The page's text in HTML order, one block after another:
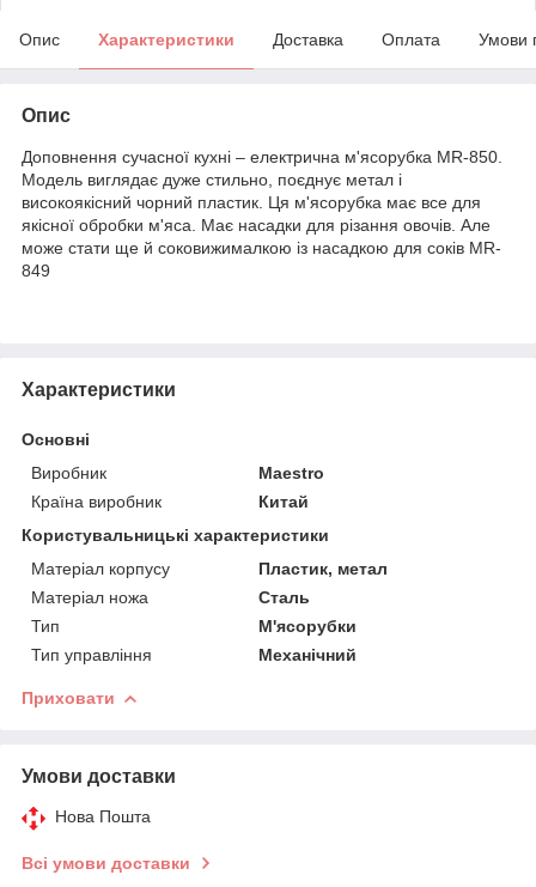
Опис Характеристики Доставка Оплата Умови
Опис
Доповнення сучасної кухні – електрична м'ясорубка MR-850.
Модель виглядає дуже стильно, поєднує метал і
високоякісний чорний пластик. Ця м'ясорубка має все для
якісної обробки м'яса. Має насадки для різання овочів. Але
може стати ще й соковижималкою із насадкою для соків MR-
849
Характеристики
Основні
Виробник
Maestro
Країна виробник
Китай
Користувальницькі характеристики
Матеріал корпусу
Пластик, метал
Матеріал ножа
Сталь
Тип
М'ясорубки
Тип управління
Механічний
Приховати
Умови доставки
Нова Пошта
Всі умови доставки